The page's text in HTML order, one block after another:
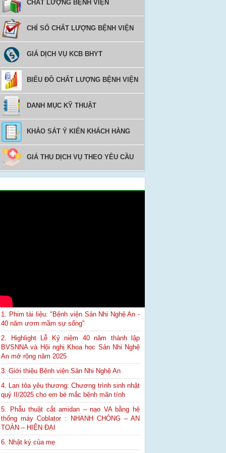
CHẤT LƯỢNG BỆNH VIỆN
CHỈ SỐ CHẤT LƯỢNG BỆNH VIỆN
GIÁ DỊCH VỤ KCB BHYT
BIỂU ĐỒ CHẤT LƯỢNG BỆNH VIỆN
DANH MỤC KỸ THUẬT
KHẢO SÁT Ý KIẾN KHÁCH HÀNG
GIÁ THU DỊCH VỤ THEO YÊU CẦU
1. Phim tài liệu: "Bệnh viện Sản Nhi Nghệ An -
40 năm ươm mầm sự sống"
2. Highlight Lễ Kỷ niệm 40 năm thành lập
BVSNNA và Hội nghị Khoa học Sản Nhi Nghệ
An mở rộng năm 2025
3. Giới thiệu Bệnh viện Sản Nhi Nghệ An
4. Lan tỏa yêu thương: Chương trình sinh nhật
quý II/2025 cho em bé mắc bệnh mãn tính
5. Phẫu thuật cắt amidan – nạo VA bằng hệ
thống máy Coblator : NHANH CHÓNG – AN
TOÀN – HIỆN ĐẠI
6. Nhật ký của mẹ